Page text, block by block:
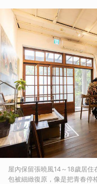
屋內保留張曉風14～18歲居
包被細緻復原，像是把青春停